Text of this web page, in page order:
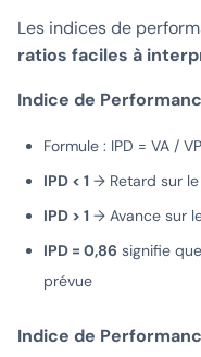
Les indices de
ratios faciles à
Indice de
Formule : IPD = VA / VP
IPD < 1 → Retard sur
IPD > 1 → Avance sur
IPD = 0,86 signifie
prévue
Indice de